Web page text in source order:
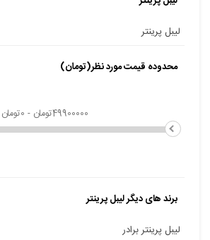
لیبل پرینتر
محدوده قیمت مورد نظر(تومان)
برند های دیگر لیبل پرینتر
لیبل پرینتر برادر